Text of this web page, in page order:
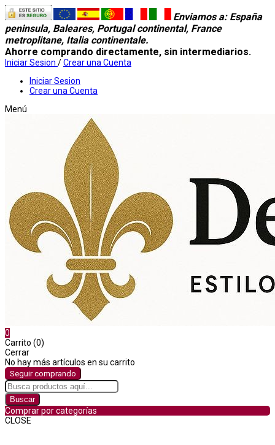
Enviamos a: España
peninsula, Baleares, Portugal continental, France
metroplitane, Italia continentale.
Ahorre comprando directamente, sin intermediarios.
Iniciar Sesion /Crear una Cuenta
Iniciar Sesion
Crear una Cuenta
Menú
0
Carrito (0)
Cerrar
No hay más artículos en su carrito
Seguir comprando
Buscar
Comprar por categorías
CLOSE